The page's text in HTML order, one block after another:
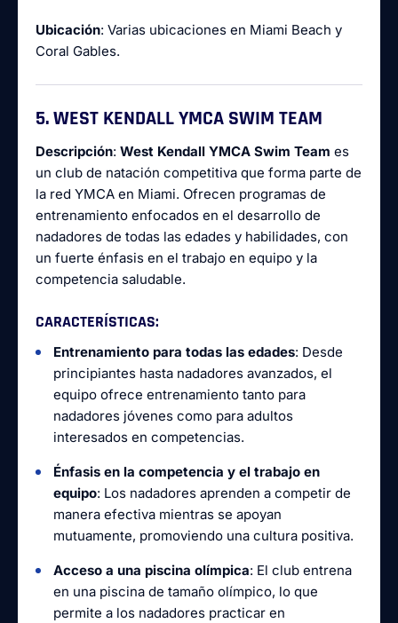
Ubicación: Varias ubicaciones en Miami Beach y
Coral Gables.
5. WEST KENDALL YMCA SWIM TEAM
Descripción: West Kendall YMCA Swim Team es
un club de natación competitiva que forma parte de
la red YMCA en Miami. Ofrecen programas de
entrenamiento enfocados en el desarrollo de
nadadores de todas las edades y habilidades, con
un fuerte énfasis en el trabajo en equipo y la
competencia saludable.
CARACTERÍSTICAS:
Entrenamiento para todas las edades: Desde
principiantes hasta nadadores avanzados, el
equipo ofrece entrenamiento tanto para
nadadores jóvenes como para adultos
interesados en competencias.
Énfasis en la competencia y el trabajo en
equipo: Los nadadores aprenden a competir de
manera efectiva mientras se apoyan
mutuamente, promoviendo una cultura positiva.
Acceso a una piscina olímpica: El club entrena
en una piscina de tamaño olímpico, lo que
permite a los nadadores practicar en